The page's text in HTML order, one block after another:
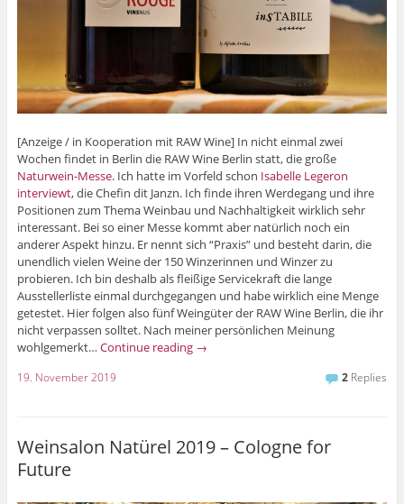
[Anzeige / in Kooperation mit RAW Wine] In nicht einmal zwei
Wochen findet in Berlin die RAW Wine Berlin statt, die große
Naturwein-Messe. Ich hatte im Vorfeld schon Isabelle Legeron
interviewt, die Chefin dit Janzn. Ich finde ihren Werdegang und ihre
Positionen zum Thema Weinbau und Nachhaltigkeit wirklich sehr
interessant. Bei so einer Messe kommt aber natürlich noch ein
anderer Aspekt hinzu. Er nennt sich “Praxis” und besteht darin, die
unendlich vielen Weine der 150 Winzerinnen und Winzer zu
probieren. Ich bin deshalb als fleißige Servicekraft die lange
Ausstellerliste einmal durchgegangen und habe wirklich eine Menge
getestet. Hier folgen also fünf Weingüter der RAW Wine Berlin, die ihr
nicht verpassen solltet. Nach meiner persönlichen Meinung
wohlgemerkt… Continue reading →
19. November 2019 2 Replies
Weinsalon Natürel 2019 – Cologne for
Future